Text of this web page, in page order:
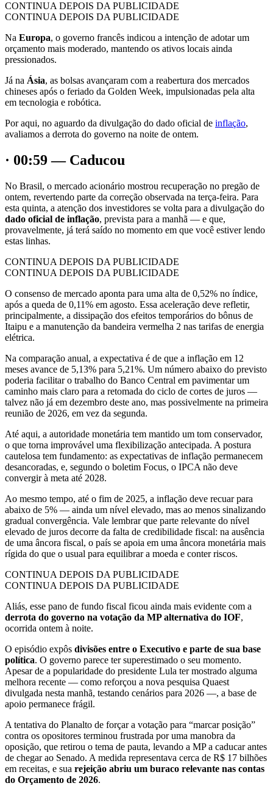
CONTINUA DEPOIS DA PUBLICIDADE
CONTINUA DEPOIS DA PUBLICIDADE
Na Europa, o governo francês indicou a intenção de adotar um
orçamento mais moderado, mantendo os ativos locais ainda
pressionados.
Já na Ásia, as bolsas avançaram com a reabertura dos mercados
chineses após o feriado da Golden Week, impulsionadas pela alta
em tecnologia e robótica.
Por aqui, no aguardo da divulgação do dado oficial de inflação,
avaliamos a derrota do governo na noite de ontem.
· 00:59 — Caducou
No Brasil, o mercado acionário mostrou recuperação no pregão de
ontem, revertendo parte da correção observada na terça-feira. Para
esta quinta, a atenção dos investidores se volta para a divulgação do
dado oficial de inflação, prevista para a manhã — e que,
provavelmente, já terá saído no momento em que você estiver lendo
estas linhas.
CONTINUA DEPOIS DA PUBLICIDADE
CONTINUA DEPOIS DA PUBLICIDADE
O consenso de mercado aponta para uma alta de 0,52% no índice,
após a queda de 0,11% em agosto. Essa aceleração deve refletir,
principalmente, a dissipação dos efeitos temporários do bônus de
Itaipu e a manutenção da bandeira vermelha 2 nas tarifas de energia
elétrica.
Na comparação anual, a expectativa é de que a inflação em 12
meses avance de 5,13% para 5,21%. Um número abaixo do previsto
poderia facilitar o trabalho do Banco Central em pavimentar um
caminho mais claro para a retomada do ciclo de cortes de juros —
talvez não já em dezembro deste ano, mas possivelmente na primeira
reunião de 2026, em vez da segunda.
Até aqui, a autoridade monetária tem mantido um tom conservador,
o que torna improvável uma flexibilização antecipada. A postura
cautelosa tem fundamento: as expectativas de inflação permanecem
desancoradas, e, segundo o boletim Focus, o IPCA não deve
convergir à meta até 2028.
Ao mesmo tempo, até o fim de 2025, a inflação deve recuar para
abaixo de 5% — ainda um nível elevado, mas ao menos sinalizando
gradual convergência. Vale lembrar que parte relevante do nível
elevado de juros decorre da falta de credibilidade fiscal: na ausência
de uma âncora fiscal, o país se apoia em uma âncora monetária mais
rígida do que o usual para equilibrar a moeda e conter riscos.
CONTINUA DEPOIS DA PUBLICIDADE
CONTINUA DEPOIS DA PUBLICIDADE
Aliás, esse pano de fundo fiscal ficou ainda mais evidente com a
derrota do governo na votação da MP alternativa do IOF,
ocorrida ontem à noite.
O episódio expôs divisões entre o Executivo e parte de sua base
política. O governo parece ter superestimado o seu momento.
Apesar de a popularidade do presidente Lula ter mostrado alguma
melhora recente — como reforçou a nova pesquisa Quaest
divulgada nesta manhã, testando cenários para 2026 —, a base de
apoio permanece frágil.
A tentativa do Planalto de forçar a votação para “marcar posição”
contra os opositores terminou frustrada por uma manobra da
oposição, que retirou o tema de pauta, levando a MP a caducar antes
de chegar ao Senado. A medida representava cerca de R$ 17 bilhões
em receitas, e sua rejeição abriu um buraco relevante nas contas
do Orçamento de 2026.